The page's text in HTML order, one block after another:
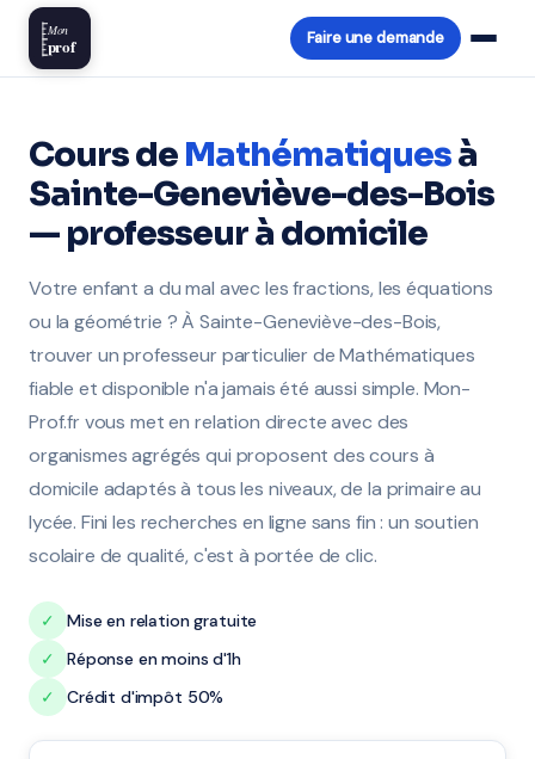
Mon
prof Faire une demande
Cours de Mathématiquesà
Sainte-Geneviève-des-Bois
— professeur à domicile
Votre enfant a du mal avec les fractions, les équations
ou la géométrie ? À Sainte-Geneviève-des-Bois,
trouver un professeur particulier de Mathématiques
fiable et disponible n'a jamais été aussi simple. Mon-
Prof.fr vous met en relation directe avec des
organismes agrégés qui proposent des cours à
domicile adaptés à tous les niveaux, de la primaire au
lycée. Fini les recherches en ligne sans fin : un soutien
scolaire de qualité, c'est à portée de clic.
✓
Mise en relation gratuite
✓
Réponse en moins d'1h
✓
Crédit d'impôt 50%